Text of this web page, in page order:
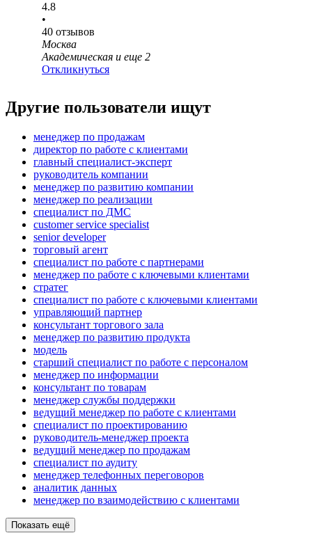
4.8
•
40 отзывов
Москва
Академическая и еще 2
Откликнуться
Другие пользователи ищут
менеджер по продажам
директор по работе с клиентами
главный специалист-эксперт
руководитель компании
менеджер по развитию компании
менеджер по реализации
специалист по ДМС
customer service specialist
senior developer
торговый агент
специалист по работе с партнерами
менеджер по работе с ключевыми клиентами
стратег
специалист по работе с ключевыми клиентами
управляющий партнер
консультант торгового зала
менеджер по развитию продукта
модель
старший специалист по работе с персоналом
менеджер по информации
консультант по товарам
менеджер службы поддержки
ведущий менеджер по работе с клиентами
специалист по проектированию
руководитель-менеджер проекта
ведущий менеджер по продажам
специалист по аудиту
менеджер телефонных переговоров
аналитик данных
менеджер по взаимодействию с клиентами
Показать ещё